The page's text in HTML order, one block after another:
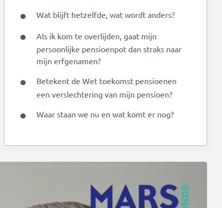
Wat blijft hetzelfde, wat wordt anders?
Als ik kom te overlijden, gaat mijn
persoonlijke pensioenpot dan straks naar
mijn erfgenamen?
Betekent de Wet toekomst pensioenen
een verslechtering van mijn pensioen?
Waar staan we nu en wat komt er nog?